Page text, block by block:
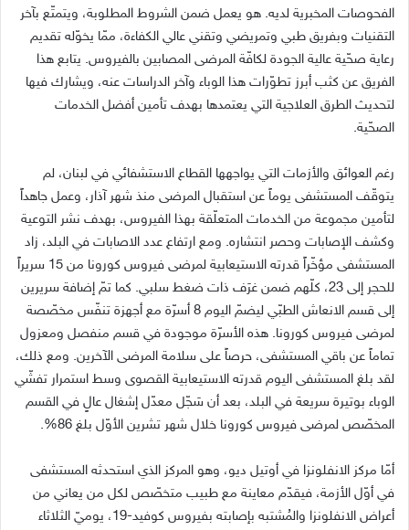
الفحوصات المخبرية لديه. هو يعمل ضمن الشروط المطلوبة، ويتمتّع بآخر
التقنيات وبفريق طبي وتمريضي وتقني عالي الكفاءة، ممّا يخوّله تقديم
رعاية صحّية عالية الجودة لكافّة المرضى المصابين بالفيروس. يتابع هذا
الفريق عن كثب أبرز تطوّرات هذا الوباء وآخر الدراسات عنه، ويشارك فيها
لتحديث الطرق العلاجية التي يعتمدها بهدف تأمين أفضل الخدمات
الصحّية.
رغم العوائق والأزمات التي يواجهها القطاع الاستشفائي في لبنان، لم
يتوقّف المستشفى يوماً عن استقبال المرضى منذ شهر آذار، وعمل جاهداً
لتأمين مجموعة من الخدمات المتعلّقة بهذا الفيروس، بهدف نشر التوعية
وكشف الإصابات وحصر انتشاره. ومع ارتفاع عدد الاصابات في البلد، زاد
المستشفى مؤخّراً قدرته الاستيعابية لمرضى فيروس كورونا من 15 سريراً
للحجر إلى 23، كلّهم ضمن غرَف ذات ضغط سلبي. كما تمّ إضافة سريرين
إلى قسم الانعاش الطبّي ليضمّ اليوم 8 أسرّة مع أجهزة تنفّس مخصّصة
لمرضى فيروس كورونا. هذه الأسرّة موجودة في قسم منفصل ومعزول
تماماً عن باقي المستشفى، حرصاً على سلامة المرضى الآخرين. ومع ذلك،
لقد بلغ المستشفى اليوم قدرته الاستيعابية القصوى وسط استمرار تفشّي
الوباء بوتيرة سريعة في البلد، بعد أن سَجّل معدّل إشغال عالٍ في القسم
المخصّص لمرضى فيروس كورونا خلال شهر تشرين الأوّل بلغ 86%.
أمّا مركز الانفلونزا في أوتيل ديو، وهو المركز الذي استحدثه المستشفى
في أوّل الأزمة، فيقدّم معاينة مع طبيب متخصّص لكل من يعاني من
أعراض الانفلونزا والمُشتبه بإصابته بفيروس كوفيد-19، يوميّ الثلاثاء